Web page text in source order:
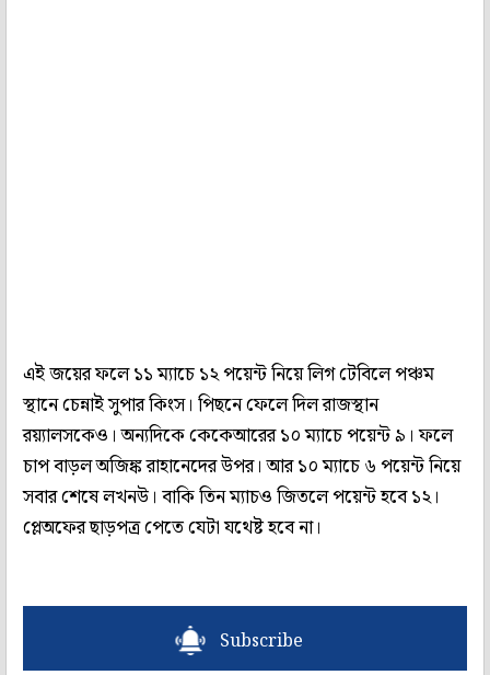
এই জয়ের ফলে ১১ ম্যাচে ১২ পয়েন্ট নিয়ে লিগ টেবিলে পঞ্চম
স্থানে চেন্নাই সুপার কিংস। পিছনে ফেলে দিল রাজস্থান
রয়্যালসকেও। অন্যদিকে কেকেআরের ১০ ম্যাচে পয়েন্ট ৯। ফলে
চাপ বাড়ল অজিঙ্ক রাহানেদের উপর। আর ১০ ম্যাচে ৬ পয়েন্ট নিয়ে
সবার শেষে লখনউ। বাকি তিন ম্যাচও জিতলে পয়েন্ট হবে ১২।
প্লেঅফের ছাড়পত্র পেতে যেটা যথেষ্ট হবে না।
Subscribe